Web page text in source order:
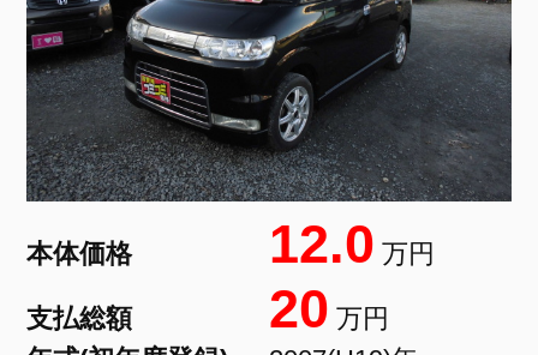
本体価格 12.0 万円
支払総額 20 万円